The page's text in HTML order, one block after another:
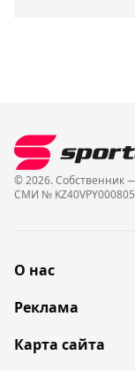
© 2026. Собственник
СМИ №
О нас
Реклама
Карта сайта